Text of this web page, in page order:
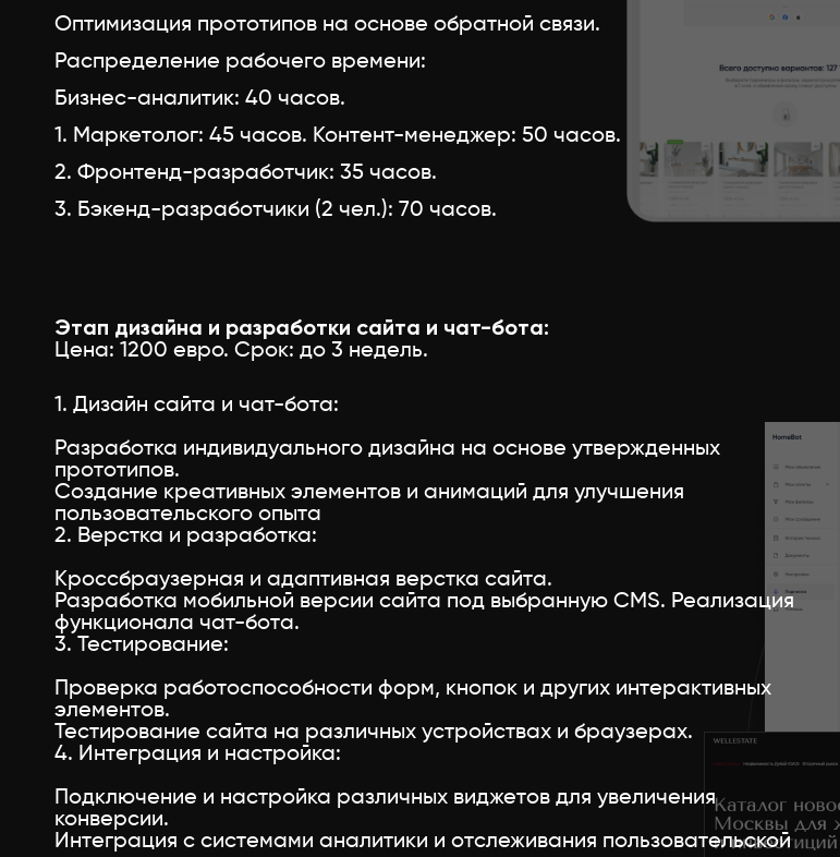
Оптимизация прототипов на основе обратной связи.
Распределение рабочего времени:
Бизнес-аналитик: 40 часов.
1. Маркетолог: 45 часов. Контент-менеджер: 50 часов.
2. Фронтенд-разработчик: 35 часов.
3. Бэкенд-разработчики (2 чел.): 70 часов.
Этап дизайна и разработки сайта и чат-бота:
Цена: 1200 евро. Срок: до 3 недель.
1. Дизайн сайта и чат-бота:
Разработка индивидуального дизайна на основе утвержденных
прототипов.
Создание креативных элементов и анимаций для улучшения
пользовательского опыта
2. Верстка и разработка:
Кроссбраузерная и адаптивная верстка сайта.
Разработка мобильной версии сайта под выбранную CMS. Реализация
функционала чат-бота.
3. Тестирование:
Проверка работоспособности форм, кнопок и других интерактивных
элементов.
Тестирование сайта на различных устройствах и браузерах.
4. Интеграция и настройка:
Подключение и настройка различных виджетов для увеличения
конверсии.
Интеграция с системами аналитики и отслеживания пользовательской